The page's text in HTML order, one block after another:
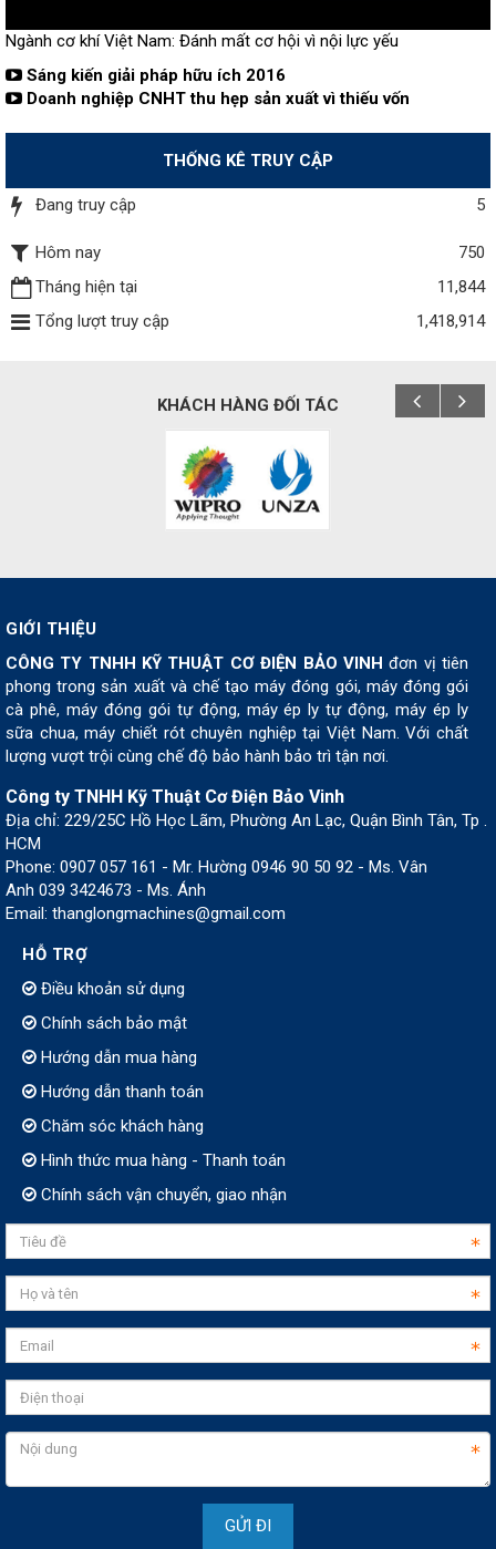
Ngành cơ khí Việt Nam: Đánh mất cơ hội vì nội lực yếu
Sáng kiến giải pháp hữu ích 2016
Doanh nghiệp CNHT thu hẹp sản xuất vì thiếu vốn
THỐNG KÊ TRUY CẬP
Đang truy cập 5
Hôm nay
750
Tháng hiện tại
11,844
Tổng lượt truy cập
1,418,914
KHÁCH HÀNG ĐỐI TÁC
GIỚI THIỆU
CÔNG TY TNHH KỸ THUẬT CƠ ĐIỆN BẢO VINH đơn vị tiên
phong trong sản xuất và chế tạo máy đóng gói, máy đóng gói
cà phê, máy đóng gói tự động, máy ép ly tự động, máy ép ly
sữa chua, máy chiết rót chuyên nghiệp tại Việt Nam. Với chất
lượng vượt trội cùng chế độ bảo hành bảo trì tận nơi.
Công ty TNHH Kỹ Thuật Cơ Điện Bảo Vinh
Địa chỉ: 229/25C Hồ Học Lãm, Phường An Lạc, Quận Bình Tân, Tp .
HCM
Phone: 0907 057 161 - Mr. Hường 0946 90 50 92 - Ms. Vân
Anh 039 3424673 - Ms. Ánh
Email: thanglongmachines@gmail.com
HỖ TRỢ
Điều khoản sử dụng
Chính sách bảo mật
Hướng dẫn mua hàng
Hướng dẫn thanh toán
Chăm sóc khách hàng
Hình thức mua hàng - Thanh toán
Chính sách vận chuyển, giao nhận